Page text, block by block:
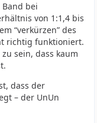
bei
von 1:1,4 bis
“verkürzen” des
richtig funktioniert.
sein, dass kaum
dass der
– der UnUn